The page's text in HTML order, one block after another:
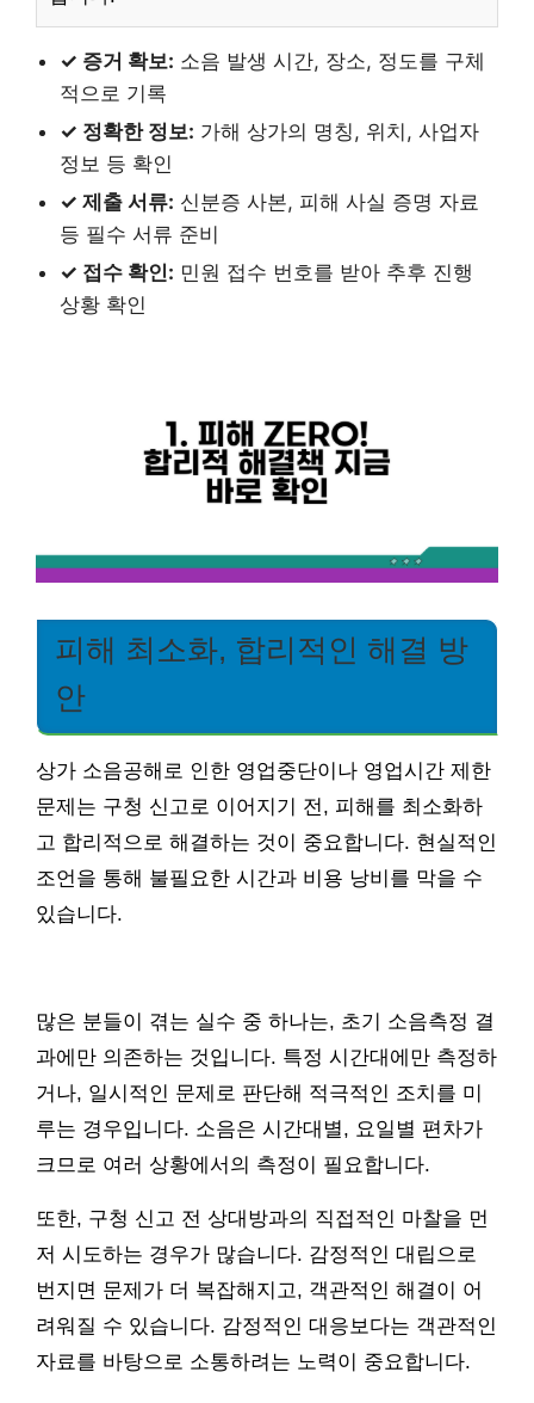
✓ 증거 확보: 소음 발생 시간, 장소, 정도를 구체
적으로 기록
✓ 정확한 정보: 가해 상가의 명칭, 위치, 사업자
정보 등 확인
✓ 제출 서류: 신분증 사본, 피해 사실 증명 자료
등 필수 서류 준비
✓ 접수 확인: 민원 접수 번호를 받아 추후 진행
상황 확인
피해 최소화, 합리적인 해결 방
안
상가 소음공해로 인한 영업중단이나 영업시간 제한
문제는 구청 신고로 이어지기 전, 피해를 최소화하
고 합리적으로 해결하는 것이 중요합니다. 현실적인
조언을 통해 불필요한 시간과 비용 낭비를 막을 수
있습니다.
많은 분들이 겪는 실수 중 하나는, 초기 소음측정 결
과에만 의존하는 것입니다. 특정 시간대에만 측정하
거나, 일시적인 문제로 판단해 적극적인 조치를 미
루는 경우입니다. 소음은 시간대별, 요일별 편차가
크므로 여러 상황에서의 측정이 필요합니다.
또한, 구청 신고 전 상대방과의 직접적인 마찰을 먼
저 시도하는 경우가 많습니다. 감정적인 대립으로
번지면 문제가 더 복잡해지고, 객관적인 해결이 어
려워질 수 있습니다. 감정적인 대응보다는 객관적인
자료를 바탕으로 소통하려는 노력이 중요합니다.